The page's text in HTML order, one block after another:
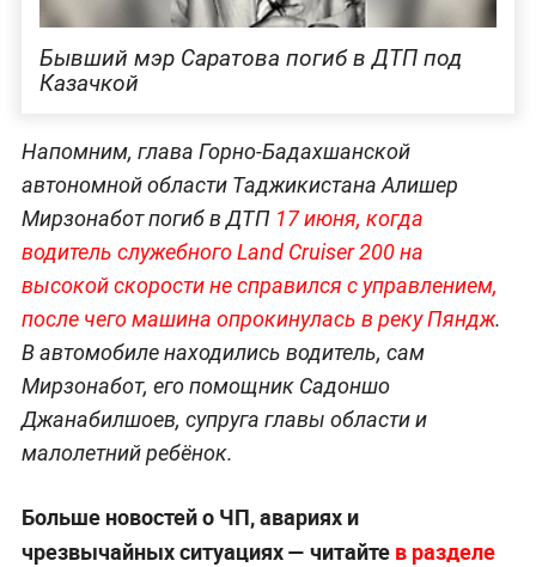
Бывший мэр Саратова погиб в ДТП под
Казачкой
Напомним, глава Горно-Бадахшанской
автономной области Таджикистана Алишер
Мирзонабот погиб в ДТП 17 июня, когда
водитель служебного Land Cruiser 200 на
высокой скорости не справился с управлением,
после чего машина опрокинулась в реку Пяндж.
В автомобиле находились водитель, сам
Мирзонабот, его помощник Садоншо
Джанабилшоев, супруга главы области и
малолетний ребёнок.
Больше новостей о ЧП, авариях и
чрезвычайных ситуациях — читайте в разделе